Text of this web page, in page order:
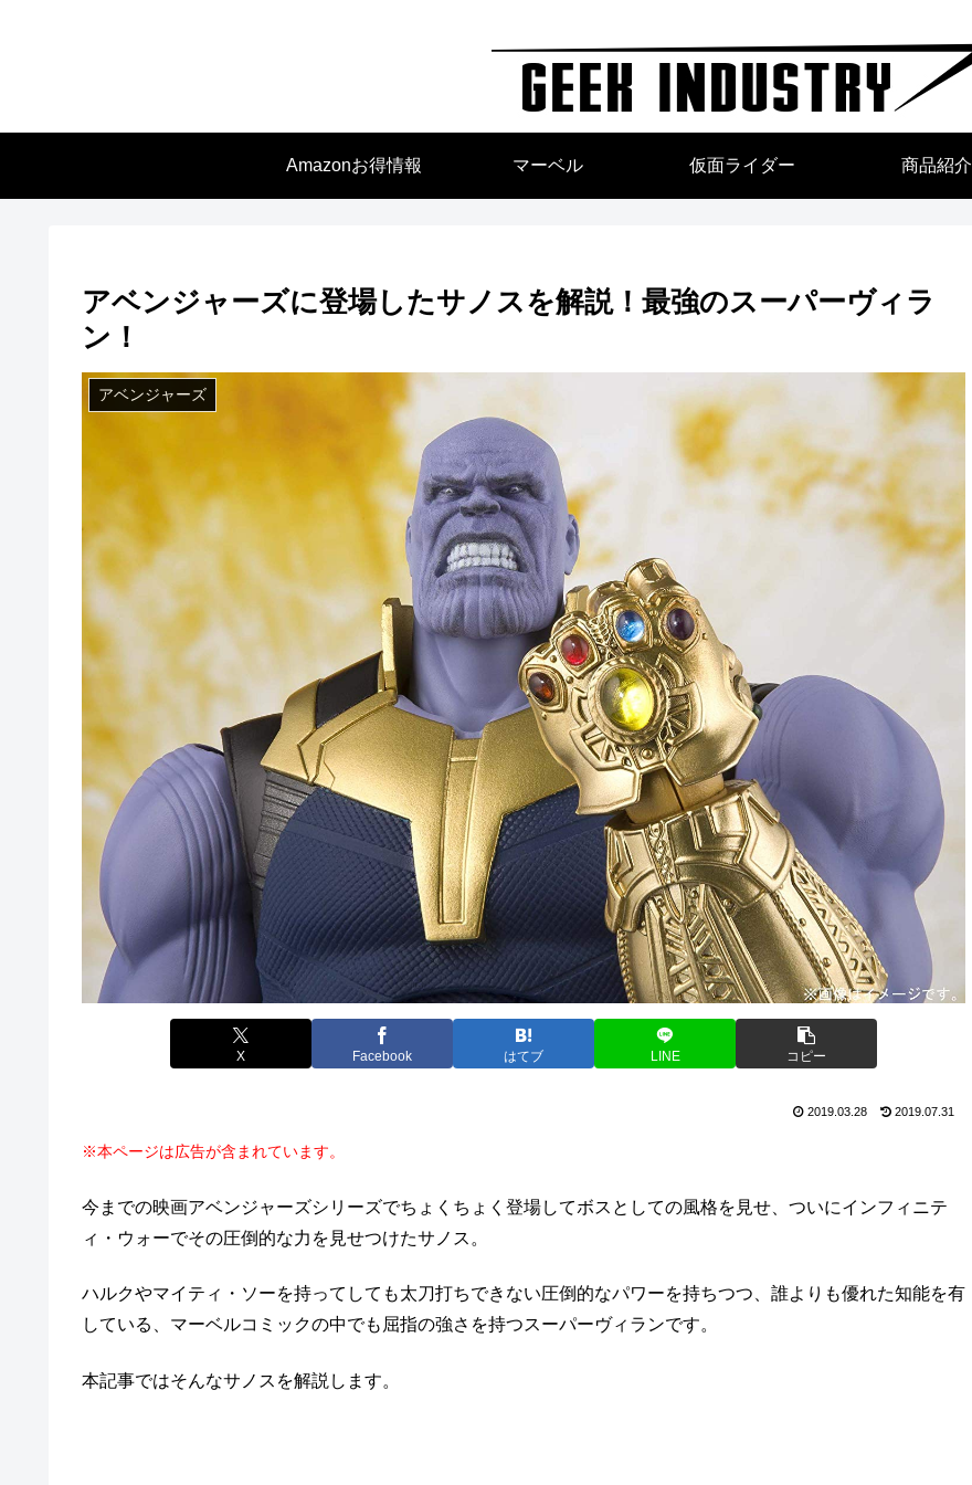
Amazonお得情報 マーベル 仮面ライダー 商品紹介
アベンジャーズに登場したサノスを解説！最強のスーパーヴィラ
ン！
アベンジャーズ
X Facebook はてブ LINE コピー
2019.03.28 2019.07.31
※本ページは広告が含まれています。
今までの映画アベンジャーズシリーズでちょくちょく登場してボスとしての風格を見せ、ついにインフィニテ
ィ・ウォーでその圧倒的な力を見せつけたサノス。
ハルクやマイティ・ソーを持ってしても太刀打ちできない圧倒的なパワーを持ちつつ、誰よりも優れた知能を有
している、マーベルコミックの中でも屈指の強さを持つスーパーヴィランです。
本記事ではそんなサノスを解説します。